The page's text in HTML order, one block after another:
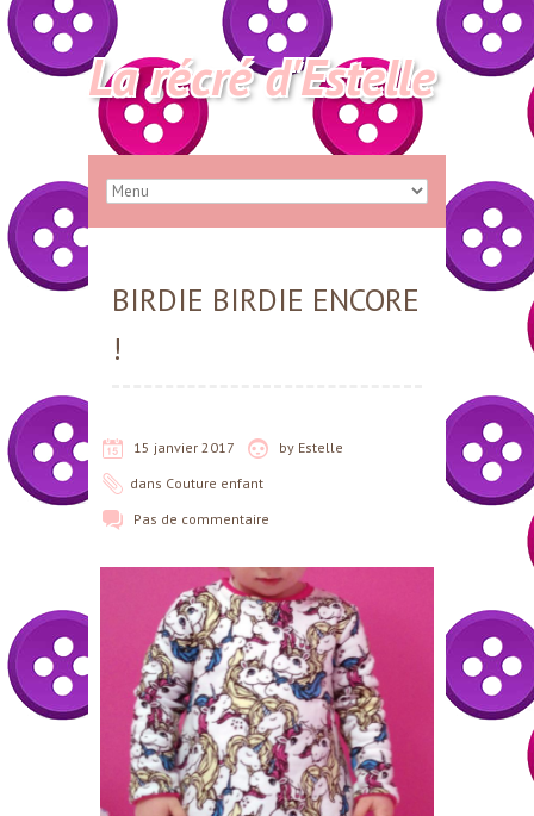
La récré d'Estelle
BIRDIE BIRDIE ENCORE
!
15 janvier 2017 by Estelle
dans Couture enfant
Pas de commentaire